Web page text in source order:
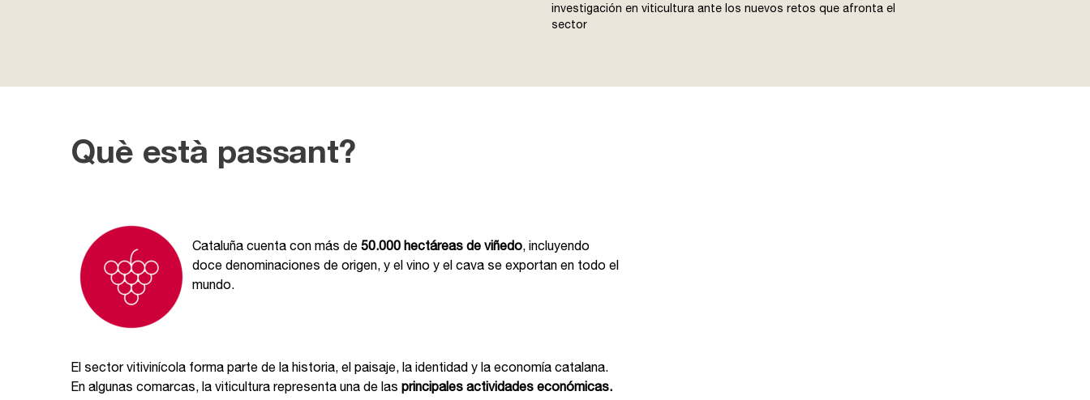
investigación en viticultura ante los nuevos retos que afronta el
sector
Què està passant?
Cataluña cuenta con más de 50.000 hectáreas de viñedo, incluyendo
doce denominaciones de origen, y el vino y el cava se exportan en todo el
mundo.
El sector vitivinícola forma parte de la historia, el paisaje, la identidad y la economía catalana.
En algunas comarcas, la viticultura representa una de las principales actividades económicas.